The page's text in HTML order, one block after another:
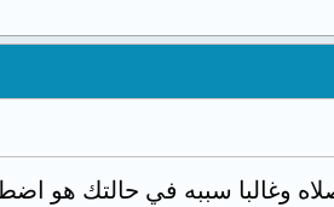
وغالبا سببه في حالتك هو